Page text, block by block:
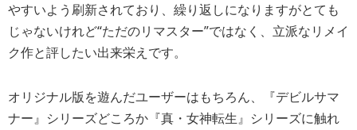
やすいよう刷新されており、繰り返しになりますがとても
じゃないけれど“ただのリマスター”ではなく、立派なリメイ
ク作と評したい出来栄えです。
オリジナル版を遊んだユーザーはもちろん、『デビルサマ
ナー』シリーズどころか『真・女神転生』シリーズに触れ